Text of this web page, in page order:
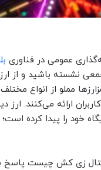
عمومی در فناوری
نشسته باشید و از
مملو از انواع
خود را پیدا کرده
زی کش چیست پاسخ